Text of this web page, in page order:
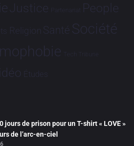
Justice Partenariat People
Religion Santé Société
Tech Tribune
Études
jours de prison pour un T-shirt « LOVE »
de l’arc-en-ciel